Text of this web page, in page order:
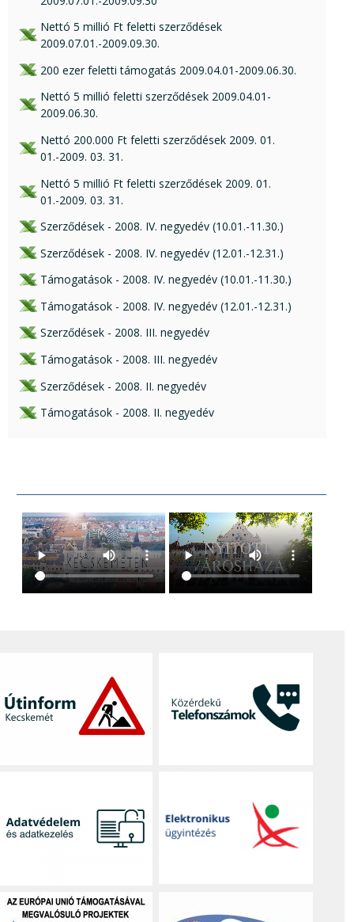
xls csatolmány:
Nettó 5 millió Ft feletti szerződések
2009.07.01.-2009.09.30.
xlsx csatolmány:
200 ezer feletti támogatás 2009.04.01-2009.06.30.
xls csatolmány:
Nettó 5 millió feletti szerződések 2009.04.01-
2009.06.30.
xls csatolmány:
Nettó 200.000 Ft feletti szerződések 2009. 01.
01.-2009. 03. 31.
xls csatolmány:
Nettó 5 millió Ft feletti szerződések 2009. 01.
01.-2009. 03. 31.
xls csatolmány:
Szerződések - 2008. IV. negyedév (10.01.-11.30.)
xls csatolmány:
Szerződések - 2008. IV. negyedév (12.01.-12.31.)
xls csatolmány:
Támogatások - 2008. IV. negyedév (10.01.-11.30.)
xls csatolmány:
Támogatások - 2008. IV. negyedév (12.01.-12.31.)
xls csatolmány:
Szerződések - 2008. III. negyedév
xls csatolmány:
Támogatások - 2008. III. negyedév
xls csatolmány:
Szerződések - 2008. II. negyedév
xls csatolmány:
Támogatások - 2008. II. negyedév